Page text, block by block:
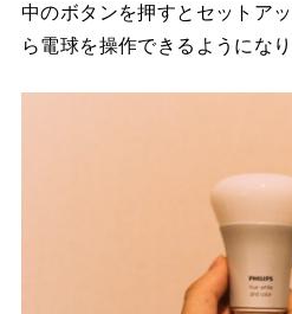
中のボタンを押すとセットア
ら電球を操作できるようになり